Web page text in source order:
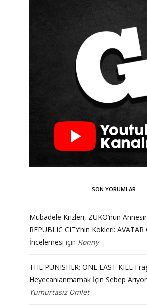
SON YORUMLAR
Mübadele Krizleri, ZUKO’nun
REPUBLIC CITY’nin Kökleri: AVATAR
İncelemesi için Ronny
THE PUNISHER: ONE LAST KILL
Heyecanlanmamak İçin Sebep
Yumurtasız Omlet